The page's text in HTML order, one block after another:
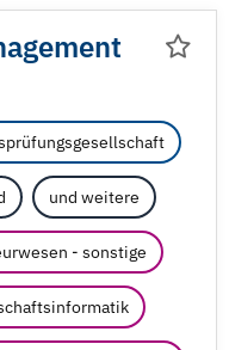
und weitere
- sonstige